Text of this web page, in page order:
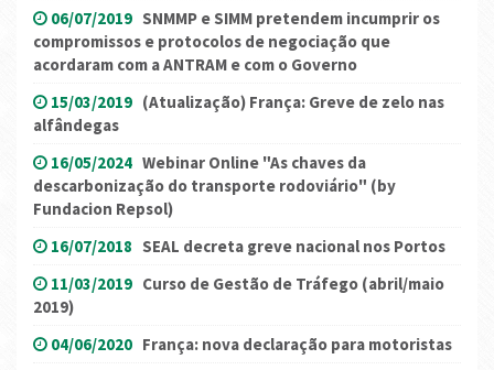
06/07/2019 SNMMP e SIMM pretendem incumprir os
compromissos e protocolos de negociação que
acordaram com a ANTRAM e com o Governo
15/03/2019 (Atualização) França: Greve de zelo nas
alfândegas
16/05/2024 Webinar Online "As chaves da
descarbonização do transporte rodoviário" (by
Fundacion Repsol)
16/07/2018 SEAL decreta greve nacional nos Portos
11/03/2019 Curso de Gestão de Tráfego (abril/maio
2019)
04/06/2020 França: nova declaração para motoristas